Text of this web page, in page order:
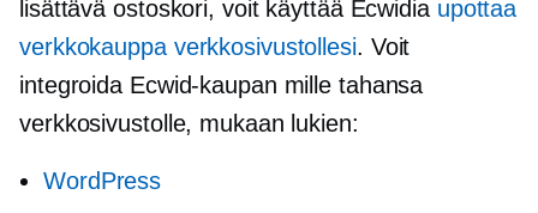
lisättävä ostoskori, voit käyttää Ecwidia upottaa
verkkokauppa verkkosivustollesi. Voit
integroida Ecwid-kaupan mille tahansa
verkkosivustolle, mukaan lukien:
WordPress